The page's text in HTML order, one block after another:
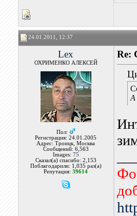
24.01.2011, 12:37
Lex
ОХРИМЕНКО АЛЕКСЕЙ
Пол:
Регистрация: 24.01.2005
Адрес: Троицк, Москва
Сообщений: 6,563
Images: 75
Сказал(а) спасибо: 2,153
Поблагодарили: 1,035 раз(а)
Репутация:39614
Re:
А